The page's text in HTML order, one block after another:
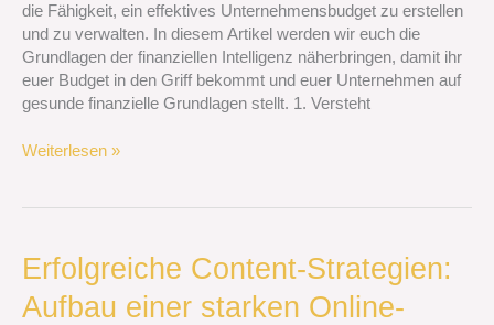
die Fähigkeit, ein effektives Unternehmensbudget zu erstellen
und zu verwalten. In diesem Artikel werden wir euch die
Grundlagen der finanziellen Intelligenz näherbringen, damit ihr
euer Budget in den Griff bekommt und euer Unternehmen auf
gesunde finanzielle Grundlagen stellt. 1. Versteht
Weiterlesen »
Erfolgreiche Content-Strategien:
Aufbau einer starken Online-
Erfolgreiche
Content-
Strategien: